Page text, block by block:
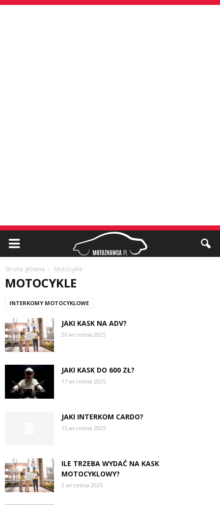
Strona główna Motocykle
MOTOCYKLE
INTERKOMY MOTOCYKLOWE
JAKI KASK NA ADV?
26 września 2025
JAKI KASK DO 600 ZŁ?
17 września 2025
JAKI INTERKOM CARDO?
15 września 2025
ILE TRZEBA WYDAĆ NA KASK
MOTOCYKLOWY?
2 września 2025